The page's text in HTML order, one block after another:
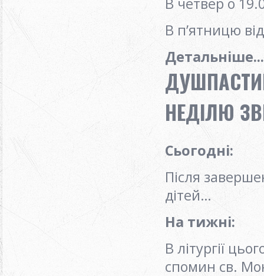
В п’ятницю
Детальніше...
НЕДІЛЮ
Сьогодні:
Після
дітей…
На тижні:
В літургії
спомин св.